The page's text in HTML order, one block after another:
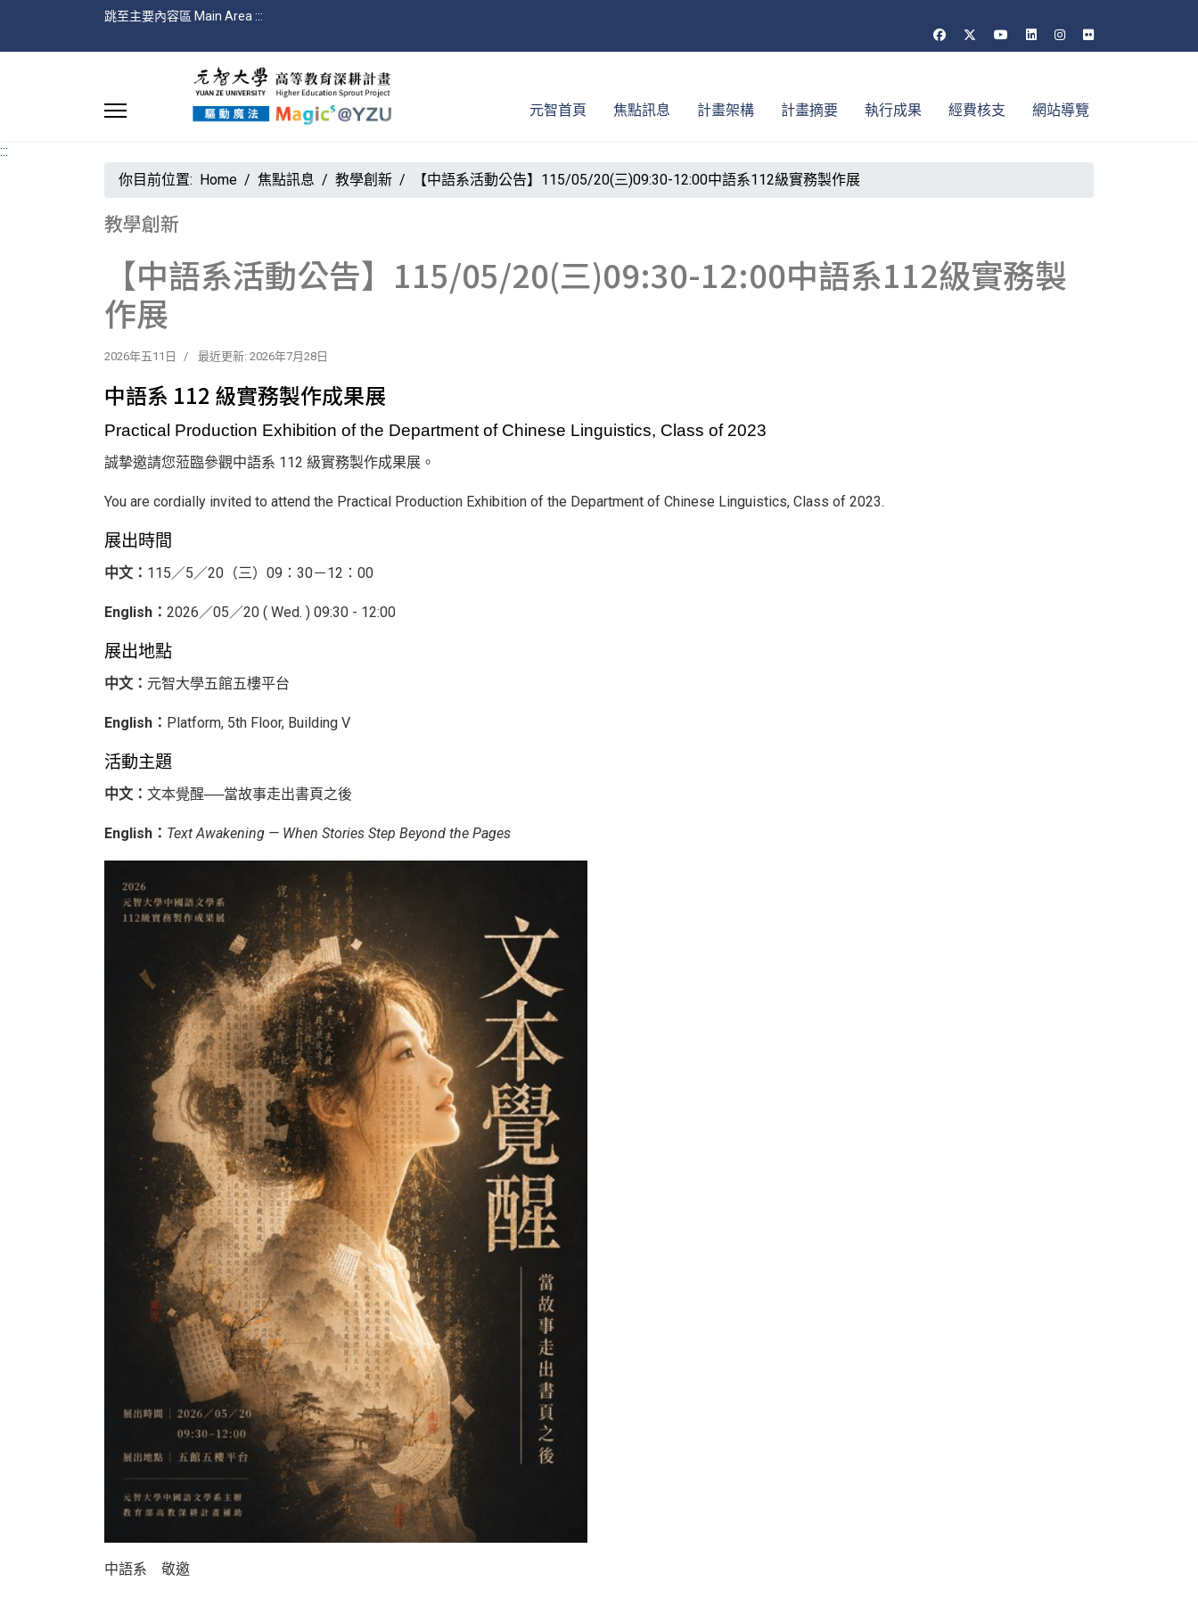
跳至主要內容區 Main Area :::
元智首頁 焦點訊息 計畫架構 計畫摘要 執行成果 經費核支 網站導覽
:::
你目前位置: Home 焦點訊息 教學創新 【中語系活動公告】115/05/20(三)09:30-12:00中語系112級實務製作展
教學創新
【中語系活動公告】115/05/20(三)09:30-12:00中語系112級實務製
作展
2026年五11日 最近更新: 2026年7月28日
中語系 112 級實務製作成果展
Practical Production Exhibition of the Department of Chinese Linguistics, Class of 2023
誠摯邀請您蒞臨參觀中語系 112 級實務製作成果展。
You are cordially invited to attend the Practical Production Exhibition of the Department of Chinese Linguistics, Class of 2023.
展出時間
中文： 115／5／20（三）09：30－12：00
English： 2026／05／20 ( Wed. ) 09:30 - 12:00
展出地點
中文： 元智大學五館五樓平台
English： Platform, 5th Floor, Building V
活動主題
中文： 文本覺醒──當故事走出書頁之後
English： Text Awakening — When Stories Step Beyond the Pages
中語系 敬邀